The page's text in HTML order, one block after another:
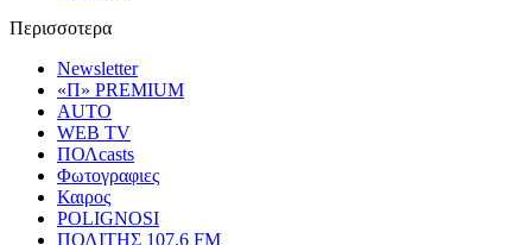
Περισσοτερα
Newsletter
«Π» PREMIUM
AUTO
WEB TV
ΠΟΛcasts
Φωτογραφιες
Καιρος
POLIGNOSI
ΠΟΛΙΤΗΣ 107.6 FM